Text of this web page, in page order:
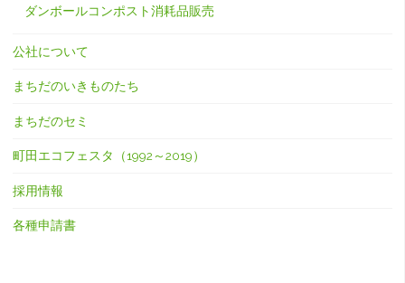
ダンボールコンポスト消耗品販売
公社について
まちだのいきものたち
まちだのセミ
町田エコフェスタ（1992～2019）
採用情報
各種申請書